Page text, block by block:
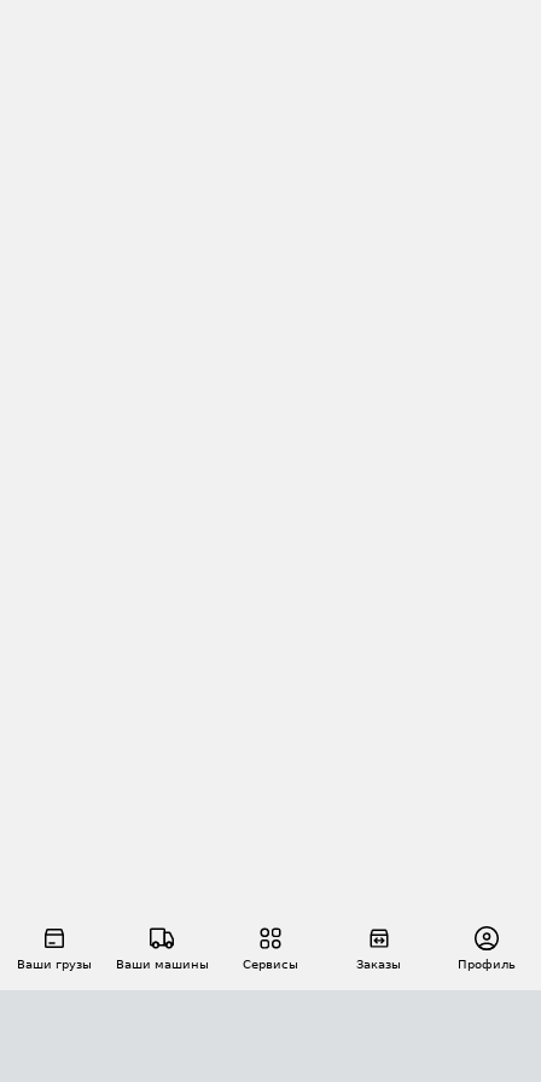
Ваши грузы Ваши машины Сервисы Заказы Профиль